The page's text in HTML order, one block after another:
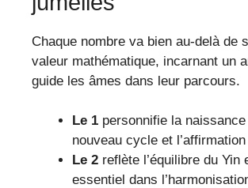
Chaque nombre va bien au-delà de
valeur mathématique, incarnant un
guide les âmes dans leur parcours.
Le 1 personnifie la naissance
nouveau cycle et
Le 2 reflète l’équilibre du Yin
essentiel dans